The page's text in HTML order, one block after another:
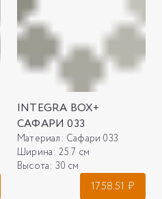
INTEGRA BOX+
САФАРИ 033
Материал: Сафари 033
Ширина: 25.7 см
Высота: 30 см
1758.51 ₽